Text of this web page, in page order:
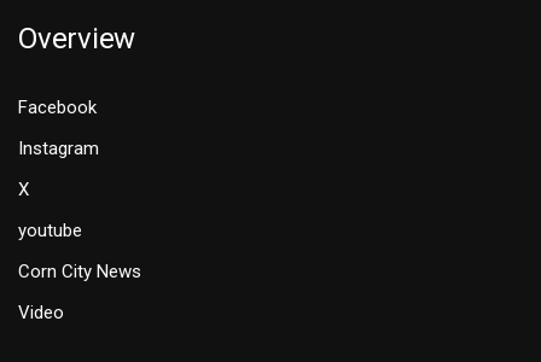
Overview
Facebook
Instagram
X
youtube
Corn City News
Video